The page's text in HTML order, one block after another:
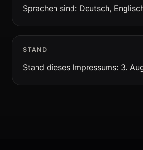
Sprachen sind: Deutsch,
STAND
Stand dieses Impressums: 3.